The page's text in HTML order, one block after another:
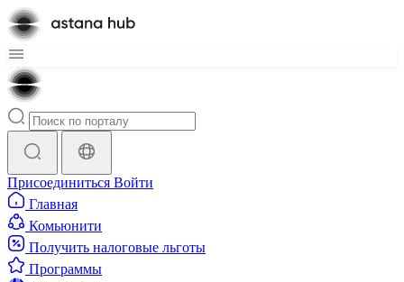
Присоединиться Войти
Главная
Комьюнити
Получить налоговые льготы
Программы